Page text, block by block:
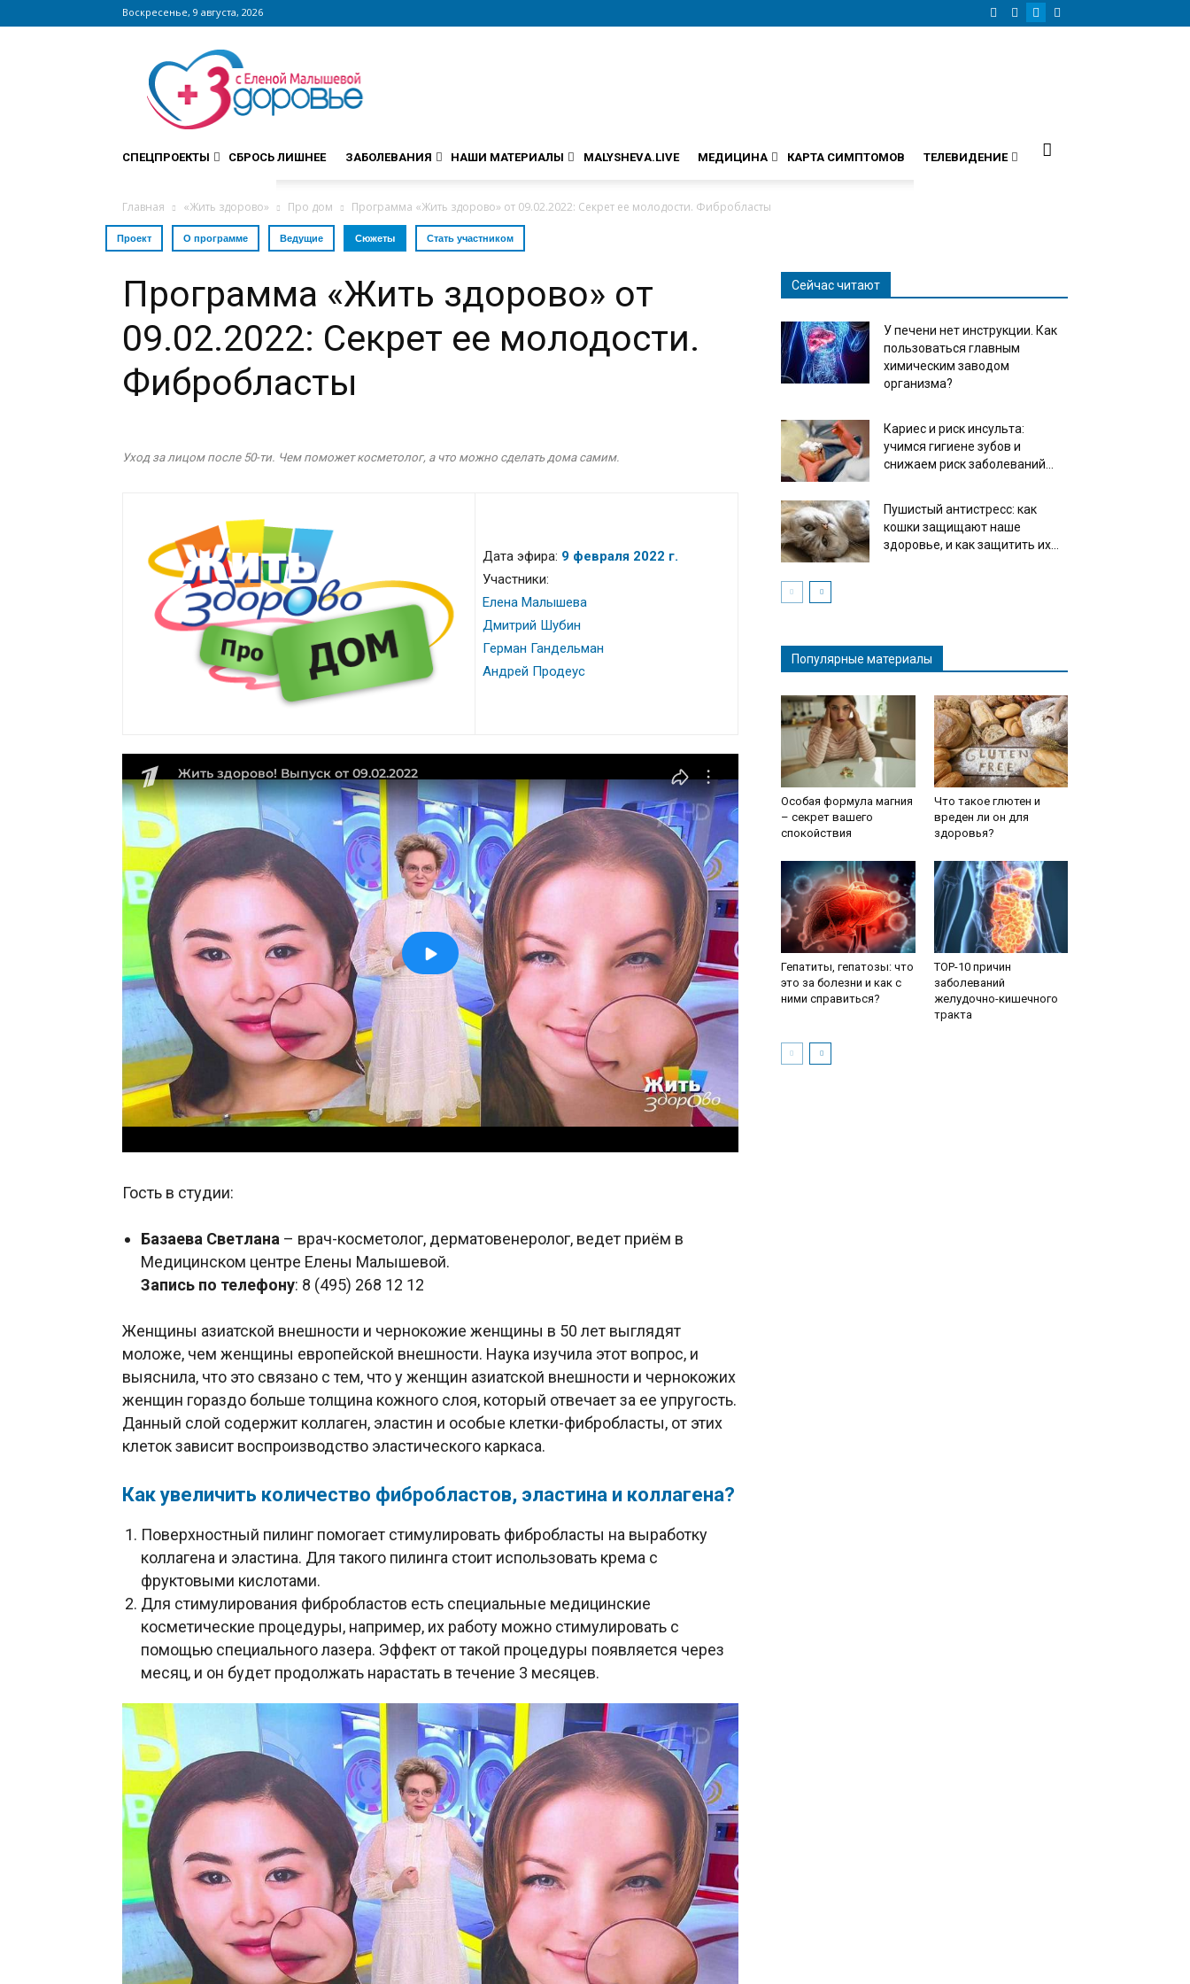
Воскресенье, 9 августа, 2026
Сайт
zdorovieinfo.ru
крупнейший
медицинский
интернет-
СПЕЦПРОЕКТЫ СБРОСЬ ЛИШНЕЕ ЗАБОЛЕВАНИЯ НАШИ МАТЕРИАЛЫ MALYSHEVA.LIVE МЕДИЦИНА КАРТА СИМПТОМОВ ТЕЛЕВИДЕНИЕ
Главная «Жить здорово» Про дом Программа «Жить здорово» от 09.02.2022: Секрет ее молодости. Фибробласты
Проект О программе Ведущие Сюжеты Стать участником
Программа «Жить здорово» от
09.02.2022: Секрет ее молодости.
Фибробласты
Уход за лицом после 50-ти. Чем поможет косметолог, а что можно сделать дома самим.
Дата эфира: 9 февраля 2022 г.
Участники:
Елена Малышева
Дмитрий Шубин
Герман Гандельман
Андрей Продеус
Гость в студии:
Базаева Светлана – врач-косметолог, дерматовенеролог, ведет приём в
Медицинском центре Елены Малышевой.
Запись по телефону: 8 (495) 268 12 12
Женщины азиатской внешности и чернокожие женщины в 50 лет выглядят
моложе, чем женщины европейской внешности. Наука изучила этот вопрос, и
выяснила, что это связано с тем, что у женщин азиатской внешности и чернокожих
женщин гораздо больше толщина кожного слоя, который отвечает за ее упругость.
Данный слой содержит коллаген, эластин и особые клетки-фибробласты, от этих
клеток зависит воспроизводство эластического каркаса.
Как увеличить количество фибробластов, эластина и коллагена?
Поверхностный пилинг помогает стимулировать фибробласты на выработку
коллагена и эластина. Для такого пилинга стоит использовать крема с
фруктовыми кислотами.
Для стимулирования фибробластов есть специальные медицинские
косметические процедуры, например, их работу можно стимулировать с
помощью специального лазера. Эффект от такой процедуры появляется через
месяц, и он будет продолжать нарастать в течение 3 месяцев.
Сейчас читают
У печени нет инструкции. Как
пользоваться главным
химическим заводом
организма?
Кариес и риск инсульта:
учимся гигиене зубов и
снижаем риск заболеваний...
Пушистый антистресс: как
кошки защищают наше
здоровье, и как защитить их...
Популярные материалы
Особая формула магния
– секрет вашего
спокойствия
Что такое глютен и
вреден ли он для
здоровья?
Гепатиты, гепатозы: что
это за болезни и как с
ними справиться?
TOP-10 причин
заболеваний
желудочно-кишечного
тракта